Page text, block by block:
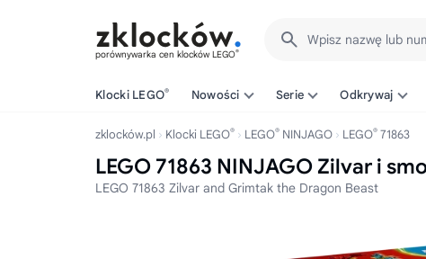
porównywarka cen klocków LEGO®
Wpisz nazwę lub
Klocki LEGO® Nowości Serie Odkrywaj
zklocków.pl Klocki LEGO® LEGO® NINJAGO LEGO® 71863
LEGO 71863 NINJAGO Zilvar i
LEGO 71863 Zilvar and Grimtak the Dragon Beast